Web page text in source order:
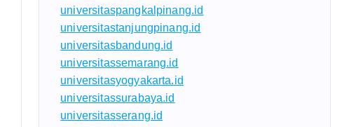
universitaspangkalpinang.id
universitastanjungpinang.id
universitasbandung.id
universitassemarang.id
universitasyogyakarta.id
universitassurabaya.id
universitasserang.id